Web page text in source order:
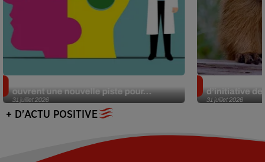
31 juillet 2026
ouvrent une nouvelle piste pour...
31 juillet 2026
d’initiative
+ D'ACTU POSITIVE